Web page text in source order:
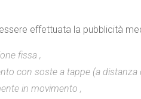
effettuata la pubblicità
fissa ,
con soste a tappe (a distanza
in movimento ,